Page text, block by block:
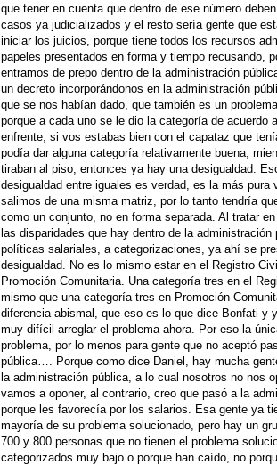
que tener en cuenta que dentro de ese número
casos ya judicializados y el resto sería gente que
iniciar los juicios, porque tiene todos los recursos
papeles presentados en forma y tiempo recusando,
entramos de prepo dentro de la administración
un decreto incorporándonos en la administración
que se nos habían dado, que también es un
porque a cada uno se le dio la categoría de acuerdo
enfrente, si vos estabas bien con el capataz que
podía dar alguna categoría relativamente buena,
tiraban al piso, entonces ya hay una desigualdad.
desigualdad entre iguales es verdad, es la más pura
salimos de una misma matriz, por lo tanto tendría
como un conjunto, no en forma separada. Al tratar
las disparidades que hay dentro de la
políticas salariales, a categorizaciones, ya ahí se
desigualdad. No es lo mismo estar en el Registro
Promoción Comunitaria. Una categoría tres en el
mismo que una categoría tres en Promoción
diferencia abismal, que eso es lo que dice Bonfati y
muy difícil arreglar el problema ahora. Por eso la
problema, por lo menos para gente que no aceptó
pública…. Porque como dice Daniel, hay mucha
la administración pública, a lo cual nosotros no nos
vamos a oponer, al contrario, creo que pasó a la
porque les favorecía por los salarios. Esa gente ya
mayoría de su problema solucionado, pero hay un
700 y 800 personas que no tienen el problema
categorizados muy bajo o porque han caído, no